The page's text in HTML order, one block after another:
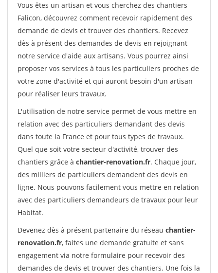
Vous êtes un artisan et vous cherchez des chantiers
Falicon, découvrez comment recevoir rapidement des
demande de devis et trouver des chantiers. Recevez
dès à présent des demandes de devis en rejoignant
notre service d'aide aux artisans. Vous pourrez ainsi
proposer vos services à tous les particuliers proches de
votre zone d'activité et qui auront besoin d'un artisan
pour réaliser leurs travaux.
L'utilisation de notre service permet de vous mettre en
relation avec des particuliers demandant des devis
dans toute la France et pour tous types de travaux.
Quel que soit votre secteur d'activité, trouver des
chantiers grâce à chantier-renovation.fr. Chaque jour,
des milliers de particuliers demandent des devis en
ligne. Nous pouvons facilement vous mettre en relation
avec des particuliers demandeurs de travaux pour leur
Habitat.
Devenez dès à présent partenaire du réseau chantier-
renovation.fr, faites une demande gratuite et sans
engagement via notre formulaire pour recevoir des
demandes de devis et trouver des chantiers. Une fois la